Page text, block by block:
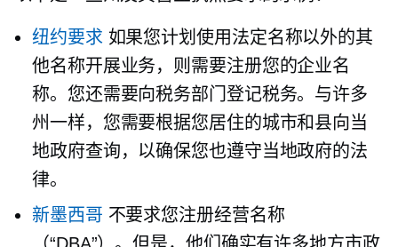
纽约要求如果您计划使用法定名称以外的其
他名称开展业务，则需要注册您的企业名
称。您还需要向税务部门登记税务。与许多
州一样，您需要根据您居住的城市和县向当
地政府查询，以确保您也遵守当地政府的法
律。
新墨西哥 不要求您注册经营名称